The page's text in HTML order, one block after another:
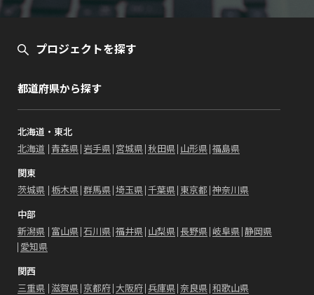
プロジェクトを探す
都道府県から探す
北海道・東北
北海道 青森県 岩手県 宮城県 秋田県 山形県 福島県
関東
茨城県 栃木県 群馬県 埼玉県 千葉県 東京都 神奈川県
中部
新潟県 富山県 石川県 福井県 山梨県 長野県 岐阜県 静岡県
愛知県
関西
三重県 滋賀県 京都府 大阪府 兵庫県 奈良県 和歌山県